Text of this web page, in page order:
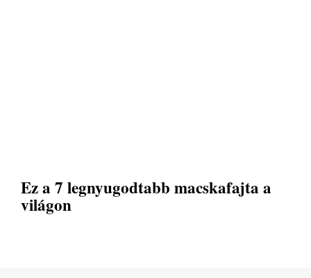
Ez a 7 legnyugodtabb macskafajta a
világon